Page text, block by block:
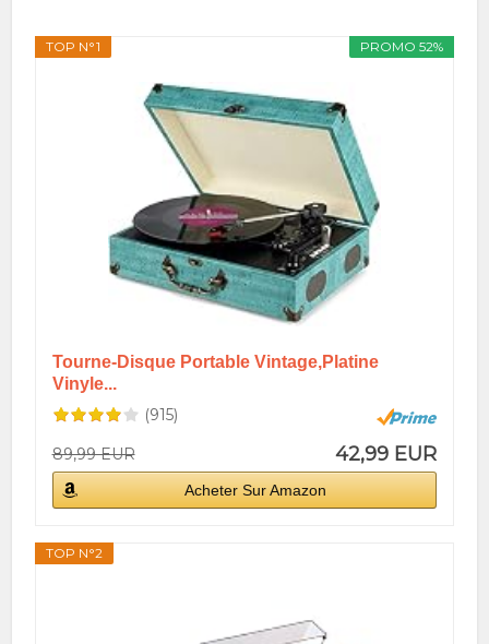
PROMO 52%
TOP N°1
Tourne-Disque Portable Vintage,Platine
Vinyle...
(915)
89,99 EUR
42,99 EUR
Acheter Sur Amazon
TOP N°2